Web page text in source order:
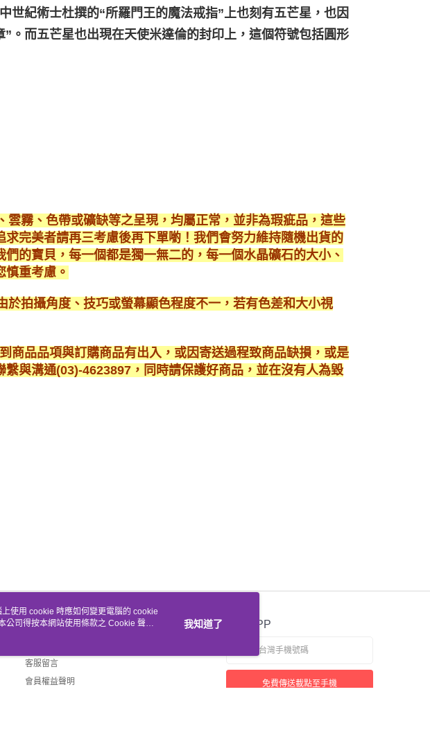
世紀術士杜撰的“所羅門王的魔法戒指”上也刻有五芒星，也因
。而五芒星也出現在天使米達倫的封印上，這個符號包括圓形
雲霧、色帶或礦缺等之呈現，均屬正常，並非為瑕疵品，這些
完美者請再三考慮後再下單喲！我們會努力維持隨機出貨的
的寶貝，每一個都是獨一無二的，每一個水晶礦石的大小、
重考慮。
於拍攝角度、技巧或螢幕顯色程度不一，若有色差和大小視
商品品項與訂購商品有出入，或因寄送過程致商品缺損，或是
與溝通(03)-4623897，同時請保護好商品，並在沒有人為毀
客服資訊
客服留言
會員權益聲明
官方APP
免費傳送載點至手機
使用 cookie 時應如何變更電腦的 cookie
公司得按本網站使用條款之 Cookie 聲明
我知道了